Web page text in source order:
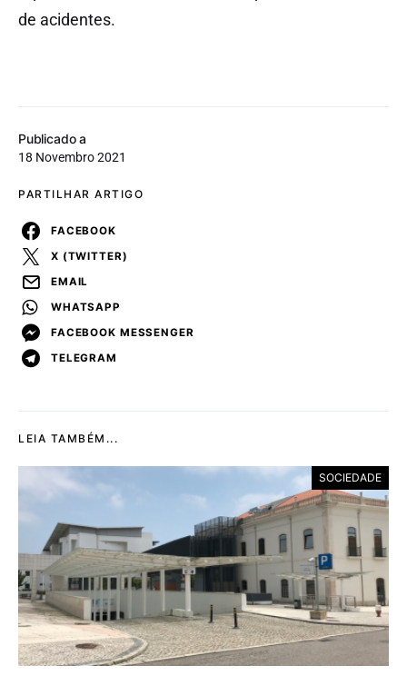
Publicado a
18 Novembro 2021
PARTILHAR ARTIGO
FACEBOOK
X (TWITTER)
EMAIL
WHATSAPP
FACEBOOK MESSENGER
TELEGRAM
de acidentes.
LEIA TAMBÉM...
SOCIEDADE